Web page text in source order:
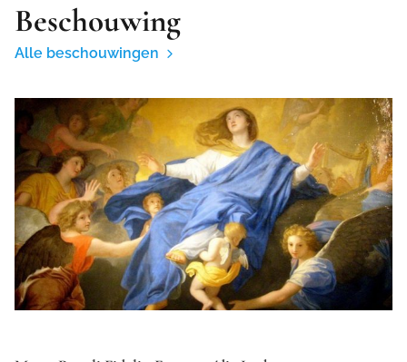
Beschouwing
Alle beschouwingen